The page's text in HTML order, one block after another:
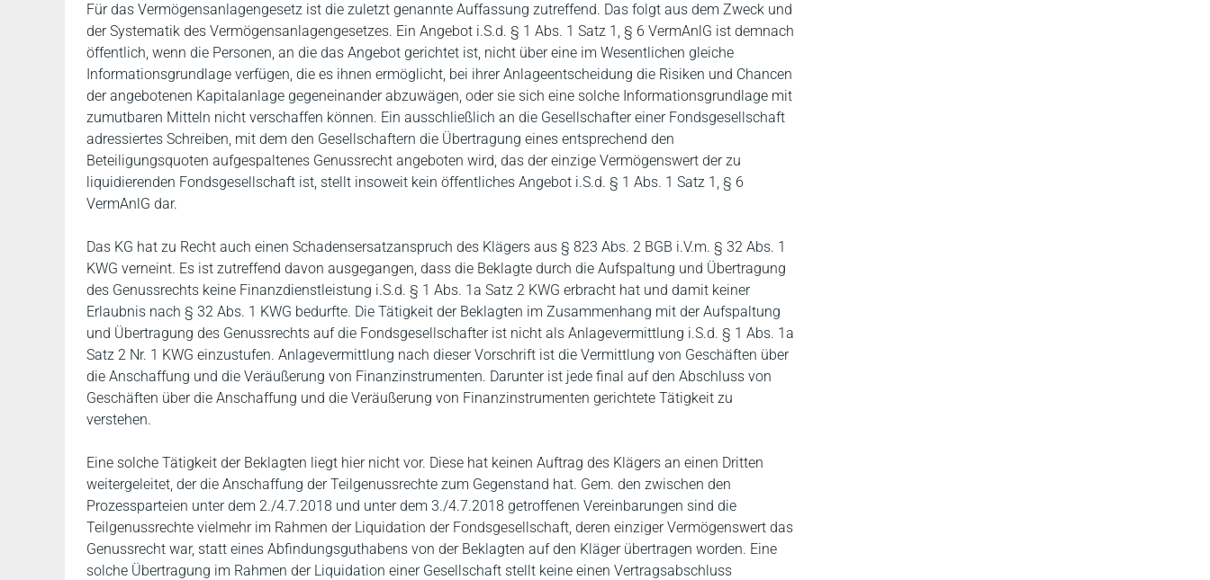
Für das Vermögensanlagengesetz ist die zuletzt genannte Auffassung zutreffend. Das folgt aus dem Zweck und
der Systematik des Vermögensanlagengesetzes. Ein Angebot i.S.d. § 1 Abs. 1 Satz 1, § 6 VermAnlG ist demnach
öffentlich, wenn die Personen, an die das Angebot gerichtet ist, nicht über eine im Wesentlichen gleiche
Informationsgrundlage verfügen, die es ihnen ermöglicht, bei ihrer Anlageentscheidung die Risiken und Chancen
der angebotenen Kapitalanlage gegeneinander abzuwägen, oder sie sich eine solche Informationsgrundlage mit
zumutbaren Mitteln nicht verschaffen können. Ein ausschließlich an die Gesellschafter einer Fondsgesellschaft
adressiertes Schreiben, mit dem den Gesellschaftern die Übertragung eines entsprechend den
Beteiligungsquoten aufgespaltenes Genussrecht angeboten wird, das der einzige Vermögenswert der zu
liquidierenden Fondsgesellschaft ist, stellt insoweit kein öffentliches Angebot i.S.d. § 1 Abs. 1 Satz 1, § 6
VermAnlG dar.
Das KG hat zu Recht auch einen Schadensersatzanspruch des Klägers aus § 823 Abs. 2 BGB i.V.m. § 32 Abs. 1
KWG verneint. Es ist zutreffend davon ausgegangen, dass die Beklagte durch die Aufspaltung und Übertragung
des Genussrechts keine Finanzdienstleistung i.S.d. § 1 Abs. 1a Satz 2 KWG erbracht hat und damit keiner
Erlaubnis nach § 32 Abs. 1 KWG bedurfte. Die Tätigkeit der Beklagten im Zusammenhang mit der Aufspaltung
und Übertragung des Genussrechts auf die Fondsgesellschafter ist nicht als Anlagevermittlung i.S.d. § 1 Abs. 1a
Satz 2 Nr. 1 KWG einzustufen. Anlagevermittlung nach dieser Vorschrift ist die Vermittlung von Geschäften über
die Anschaffung und die Veräußerung von Finanzinstrumenten. Darunter ist jede final auf den Abschluss von
Geschäften über die Anschaffung und die Veräußerung von Finanzinstrumenten gerichtete Tätigkeit zu
verstehen.
Eine solche Tätigkeit der Beklagten liegt hier nicht vor. Diese hat keinen Auftrag des Klägers an einen Dritten
weitergeleitet, der die Anschaffung der Teilgenussrechte zum Gegenstand hat. Gem. den zwischen den
Prozessparteien unter dem 2./4.7.2018 und unter dem 3./4.7.2018 getroffenen Vereinbarungen sind die
Teilgenussrechte vielmehr im Rahmen der Liquidation der Fondsgesellschaft, deren einziger Vermögenswert das
Genussrecht war, statt eines Abfindungsguthabens von der Beklagten auf den Kläger übertragen worden. Eine
solche Übertragung im Rahmen der Liquidation einer Gesellschaft stellt keine einen Vertragsabschluss